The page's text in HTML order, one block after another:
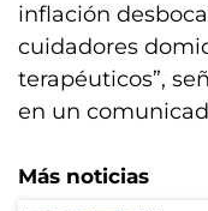
inflación
cuidadores
terapéuticos”,
en un
Más noticias